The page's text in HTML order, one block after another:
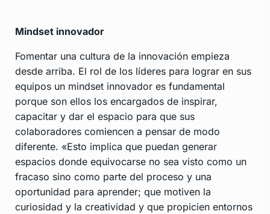
Mindset innovador
Fomentar una cultura de la innovación empieza
desde arriba. El rol de los líderes para lograr en sus
equipos un mindset innovador es fundamental
porque son ellos los encargados de inspirar,
capacitar y dar el espacio para que sus
colaboradores comiencen a pensar de modo
diferente. «Esto implica que puedan generar
espacios donde equivocarse no sea visto como un
fracaso sino como parte del proceso y una
oportunidad para aprender; que motiven la
curiosidad y la creatividad y que propicien entornos